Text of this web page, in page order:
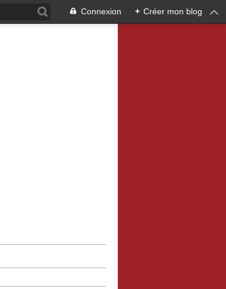
Connexion + Créer mon blog